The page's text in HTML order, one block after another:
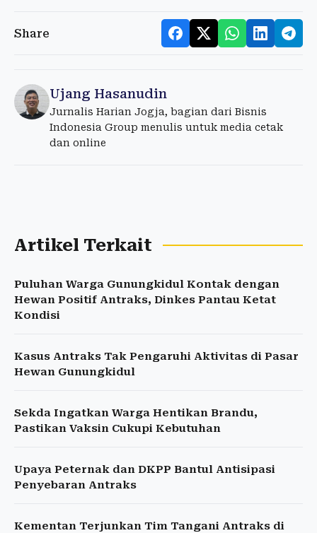
Share
Ujang Hasanudin
Jurnalis Harian Jogja, bagian dari Bisnis
Indonesia Group menulis untuk media cetak
dan online
Artikel Terkait
Puluhan Warga Gunungkidul Kontak dengan
Hewan Positif Antraks, Dinkes Pantau Ketat
Kondisi
Kasus Antraks Tak Pengaruhi Aktivitas di Pasar
Hewan Gunungkidul
Sekda Ingatkan Warga Hentikan Brandu,
Pastikan Vaksin Cukupi Kebutuhan
Upaya Peternak dan DKPP Bantul Antisipasi
Penyebaran Antraks
Kementan Terjunkan Tim Tangani Antraks di